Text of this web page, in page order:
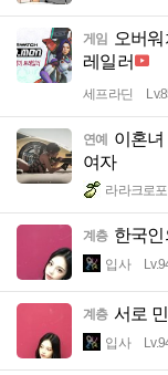
게임
오버
레일러
세프라딘
연예
이혼
여자
라라크로
계층 한국
입사
계층 서로
입사